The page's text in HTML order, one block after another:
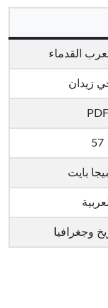
القدماء
زيدان
PDF
57
وجغرافيا